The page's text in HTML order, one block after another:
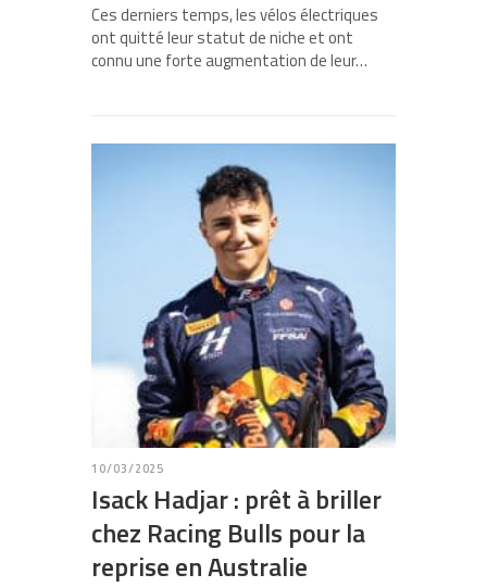
Ces derniers temps, les vélos électriques
ont quitté leur statut de niche et ont
connu une forte augmentation de leur…
10/03/2025
Isack Hadjar : prêt à briller
chez Racing Bulls pour la
reprise en Australie